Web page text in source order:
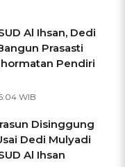
Al Ihsan, Dedi
Prasasti
Pendiri
WIB
Disinggung
Dedi Mulyadi
Al Ihsan